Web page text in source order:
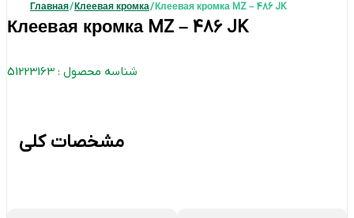
Главная/Клеевая кромка/ Клеевая кромка MZ – 486 JK
Клеевая кромка MZ – 486 JK
شناسه محصول : 51223163
مشخصات کلی